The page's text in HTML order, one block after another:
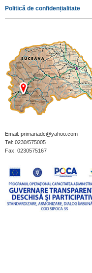
Politică de confidențialitate
Email: primariadc@yahoo.com
Tel: 0230/575005
Fax: 0230575167